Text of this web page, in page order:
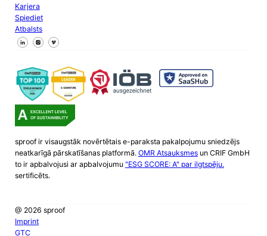
Karjera
Spiediet
Atbalsts
Sekojiet mums Facebook
Sekojiet mums X
Sekojiet mums LinkedIn
sproof ir visaugstāk novērtētais e-paraksta pakalpojumu sniedzējs
neatkarīgā pārskatīšanas platformā. OMR Atsauksmesun CRIF GmbH
to ir apbalvojusi ar apbalvojumu "ESG SCORE: A" par ilgtspēju.
sertificēts.
@ 2026 sproof
Imprint
GTC